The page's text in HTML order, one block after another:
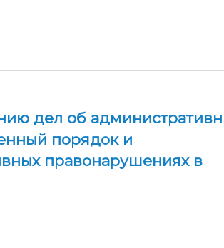
дел об
порядок и
правонарушениях в